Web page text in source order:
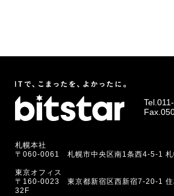
Tel.
札幌本社
〒060-0061 札幌市中央区南1条西4-5-1 札
東京オフィス
〒160-0023 東京都新宿区西新宿7-20-1 住
32F